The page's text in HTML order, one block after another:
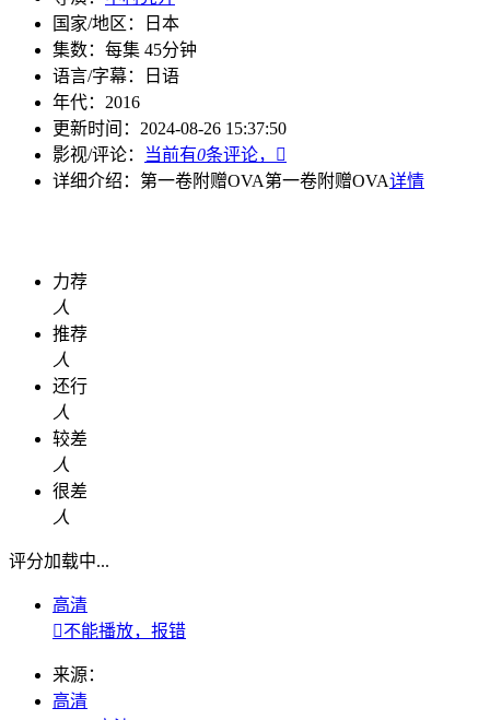
国家/地区：
日本
集数： 每集 45分钟
语言/字幕：
日语
年代： 2016
更新时间： 2024-08-26 15:37:50
影视/评论：
当前有0条评论，

详细介绍： 第一卷附赠OVA第一卷附赠OVA详情
力荐
人
推荐
人
还行
人
较差
人
很差
人
评分加载中...
高清
不能播放，报错
来源：
高清